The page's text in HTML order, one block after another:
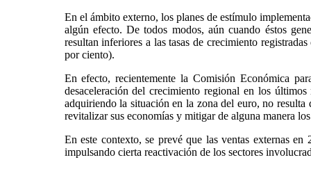
En el ámbito externo, los planes de estímulo
algún efecto. De todos modos, aún cuando éstos
resultan inferiores a las tasas de crecimiento
por ciento).
En efecto, recientemente la Comisión Económica
desaceleración del crecimiento regional en los
adquiriendo la situación en la zona del euro, no
revitalizar sus economías y mitigar de alguna manera
En este contexto, se prevé que las ventas externas
impulsando cierta reactivación de los sectores